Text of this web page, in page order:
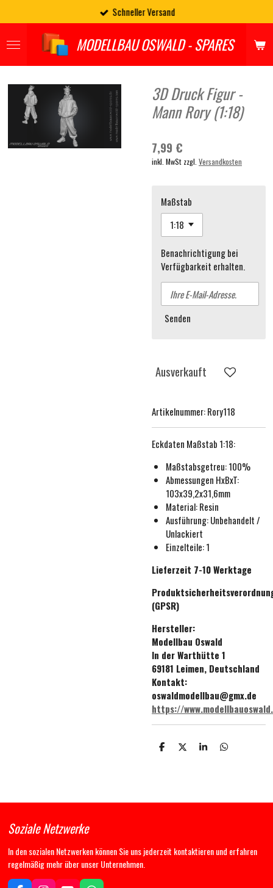
Hauptinhalt
springen
MODELLBAU OSWALD - SPARES
Schneller Versand
3D Druck Figur -
Mann Rory (1:18)
7,99 €
inkl. MwSt zzgl. Versandkosten
Maßstab
Benachrichtigung bei
Verfügbarkeit erhalten.
Senden
Ausverkauft
Artikelnummer:Rory118
Eckdaten Maßstab 1:18:
Maßstabsgetreu:100%
Abmessungen HxBxT:
103x39,2x31,6mm
Material: Resin
Ausführung:Unbehandelt /
Unlackiert
Einzelteile: 1
Lieferzeit 7-10 Werktage
(GPSR)
Hersteller:
Modellbau Oswald
In der Warthütte 1
69181 Leimen, Deutschland
Kontakt:
oswaldmodellbau@gmx.de
https://
T T T T
Soziale Netzwerke
In den sozialen Netzwerken können Sie uns jederzeit kontaktieren und erfahren
regelmäßig mehr über unser Unternehmen.